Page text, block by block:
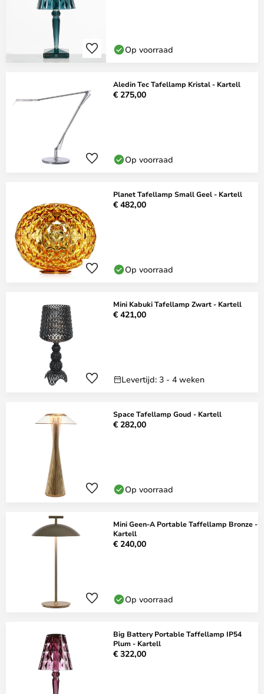
Op voorraad
Aledin Tec Tafellamp Kristal - Kartell
€ 275,00
Op voorraad
Planet Tafellamp Small Geel - Kartell
€ 482,00
Op voorraad
Mini Kabuki Tafellamp Zwart - Kartell
€ 421,00
Levertijd: 3 - 4 weken
Space Tafellamp Goud - Kartell
€ 282,00
Op voorraad
Mini Geen-A Portable Taffellamp Bronze -
Kartell
€ 240,00
Op voorraad
Big Battery Portable Taffellamp IP54
Plum - Kartell
€ 322,00